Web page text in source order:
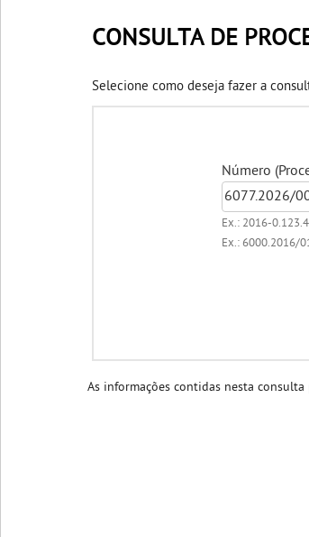
CONSULTA DE
Selecione como deseja fazer a
Número
Ex.: 2016-
Ex.: 6000.2016/
As informações contidas nesta